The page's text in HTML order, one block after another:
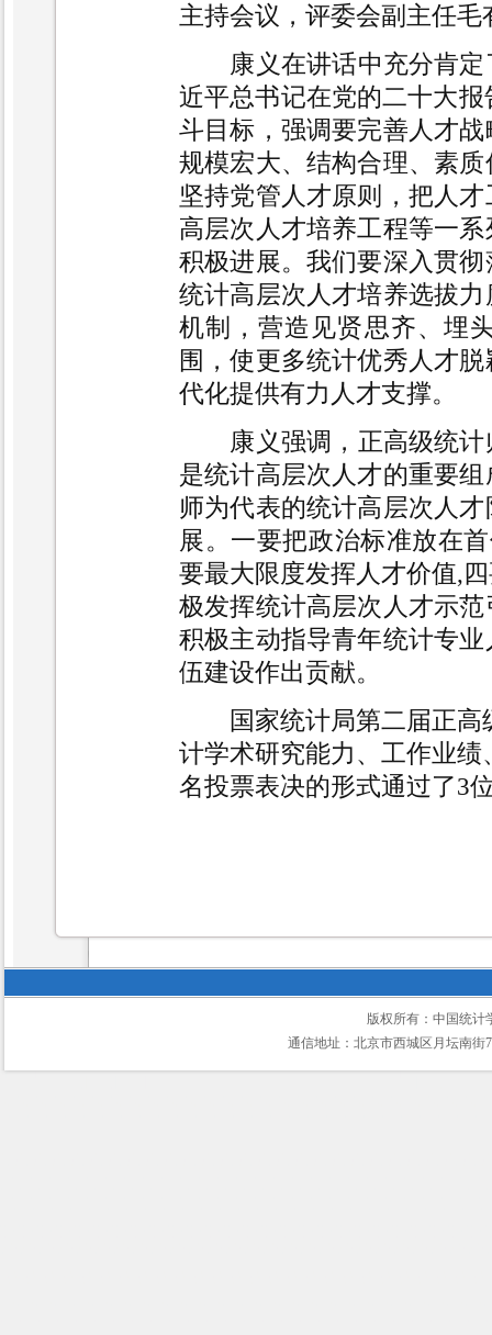
主持会议，评委会副主任毛
康义在讲话中充分肯
近平总书记在党的二十大
斗目标，强调要完善人才
规模宏大、结构合理、素
坚持党管人才原则，把人
高层次人才培养工程等一
积极进展。我们要深入贯
统计高层次人才培养选拔
机制，营造见贤思齐、埋
围，使更多统计优秀人才
代化提供有力人才支撑。
康义强调，正高级统
是统计高层次人才的重要
师为代表的统计高层次人
展。一要把政治标准放在
要最大限度发挥人才价值,
极发挥统计高层次人才示
积极主动指导青年统计专
伍建设作出贡献。
国家统计局第二届正
计学术研究能力、工作业
名投票表决的形式通过了3
版权所有：中国统计
通信地址：北京市西城区月坛南